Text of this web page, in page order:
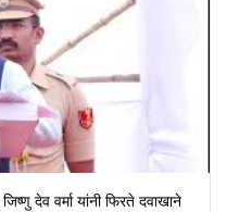
देव वर्मा यांनी फिरते दवाखाने